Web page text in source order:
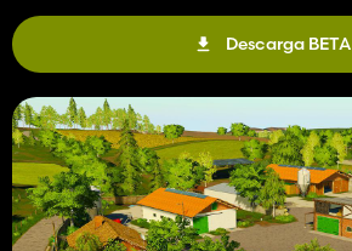
Descarga BETA